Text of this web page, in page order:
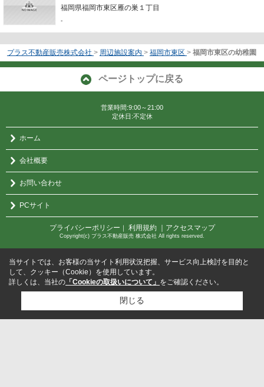
福岡県福岡市東区雁の巣１丁目
-
プラス不動産販売株式会社 > 周辺施設案内 > 福岡市東区 > 福岡市東区の幼稚園
ページトップに戻る
営業時間:9:00～21:00
定休日:不定休
ホーム
会社概要
お問い合わせ
PCサイト
プライバシーポリシー ｜ 利用規約 ｜アクセスマップ
Copyright(c) プラス不動産販売 株式会社 All rights reserved.
当サイトでは、お客様の当サイト利用状況把握、サービス向上検討を目的と
して、クッキー（Cookie）を使用しています。
詳しくは、当社の 「Cookieの取扱いについて」 をご確認ください。
閉じる